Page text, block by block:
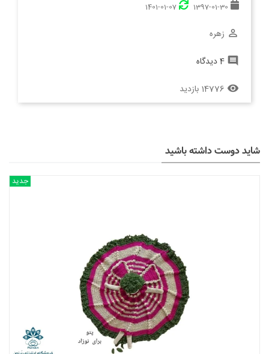
1397-01-30
1401-01-07
perm_identity زهره
comment 4 دیدگاه
remove_red_eye 14776 بازدید
شاید دوست داشته باشید
جدید